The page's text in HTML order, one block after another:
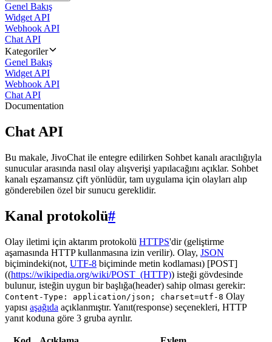
Genel Bakış
Widget API
Webhook API
Chat API
Kategoriler
Genel Bakış
Widget API
Webhook API
Chat API
Documentation
Chat API
Bu makale, JivoChat ile entegre edilirken Sohbet kanalı aracılığıyla
sunucular arasında nasıl olay alışverişi yapılacağını açıklar. Sohbet
kanalı eşzamansız çift yönlüdür, tam uygulama için olayları alıp
gönderebilen özel bir sunucu gereklidir.
Kanal protokolü#
Olay iletimi için aktarım protokolü HTTPS'dir (geliştirme
aşamasında HTTP kullanmasına izin verilir). Olay, JSON
biçimindeki(not, UTF-8 biçiminde metin kodlaması) [POST]
((https://wikipedia.org/wiki/POST_(HTTP)) isteği gövdesinde
bulunur, isteğin uygun bir başlığa(header) sahip olması gerekir:
Content-Type: application/json; charset=utf-8 Olay
yapısı aşağıda açıklanmıştır. Yanıt(response) seçenekleri, HTTP
yanıt koduna göre 3 gruba ayrılır.